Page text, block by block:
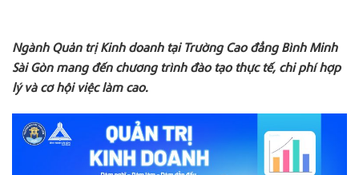
Ngành Quản trị Kinh doanh tại Trường Cao đẳng Bình Minh
Sài Gòn mang đến chương trình đào tạo thực tế, chi phí hợp
lý và cơ hội việc làm cao.